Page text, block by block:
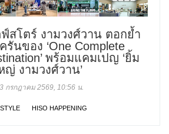
สโตร์ งามวงศ์วาน ตอกย้ำ
รันของ ‘One Complete
พร้อมแคมเปญ ‘ยิ้ม
ญ่ งามวงศ์วาน’
กรกฎาคม 2569, 10:56 น.
HISO HAPPENING